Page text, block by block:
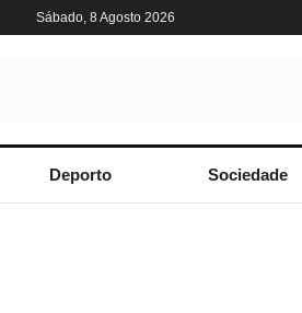
Sábado, 8 Agosto 2026
Deporto Sociedade